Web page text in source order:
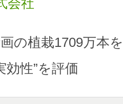
会社
の植栽1709万本
効性”を評価